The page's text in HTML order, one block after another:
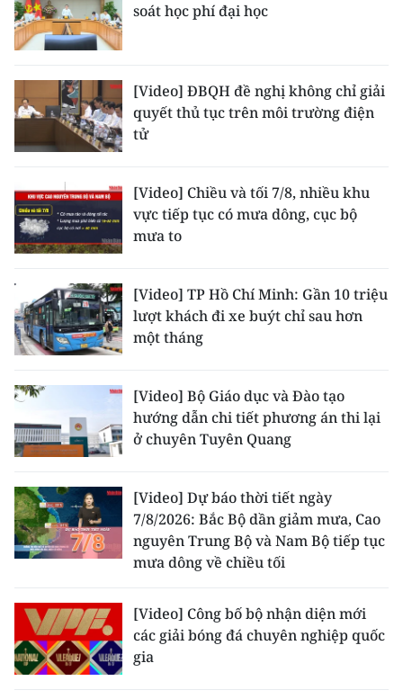
Media Thể thao
Media Y tế
Media Khoa học - Công nghệ
Media Môi trường
Ảnh
Infographic
TIN MỚI
TIN ĐỊA PHƯƠNG
Trung du và miền núi phía Bắc
Đồng bằng sông Hồng
Duyên hải Nam Trung Bộ và Tây
Nguyên
Đồng bằng sông Cửu Long
Chuyên trang Hà Nội
soát học phí đại học
[Video] ĐBQH đề nghị không chỉ giải
quyết thủ tục trên môi trường điện
tử
[Video] Chiều và tối 7/8, nhiều khu
vực tiếp tục có mưa dông, cục bộ
mưa to
[Video] TP Hồ Chí Minh: Gần 10 triệu
lượt khách đi xe buýt chỉ sau hơn
một tháng
[Video] Bộ Giáo dục và Đào tạo
hướng dẫn chi tiết phương án thi lại
ở chuyên Tuyên Quang
[Video] Dự báo thời tiết ngày
7/8/2026: Bắc Bộ dần giảm mưa, Cao
nguyên Trung Bộ và Nam Bộ tiếp tục
mưa dông về chiều tối
[Video] Công bố bộ nhận diện mới
các giải bóng đá chuyên nghiệp quốc
gia